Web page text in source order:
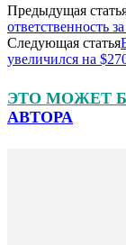
Предыдущая
ответственность
Следующая статья
увеличился на
ЭТО МОЖЕТ
АВТОРА